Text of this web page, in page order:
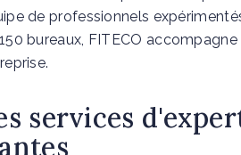
de professionnels
bureaux, FITECO
services